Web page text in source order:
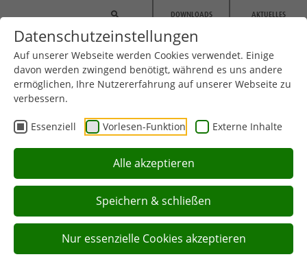
Datenschutzeinstellungen
Auf unserer Webseite werden Cookies verwendet. Einige
davon werden zwingend benötigt, während es uns andere
ermöglichen, Ihre Nutzererfahrung auf unserer Webseite zu
verbessern.
Essenziell Vorlesen-Funktion Externe Inhalte
Alle akzeptieren
Speichern & schließen
Nur essenzielle Cookies akzeptieren
Zum Hauptinhalt springen DOWNLOADS AKTUELLES
NACHWUCHSSPORT
Sie befinden sich hier: Startseite
Nachwuchssport
Partner werden